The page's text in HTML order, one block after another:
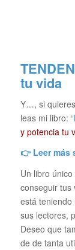
tu vida
Y…, si
leas mi libro: “
y potencia tu
👉 Leer más
Un libro
conseguir tus
está
sus lectores,
Deseo que
de de tanta